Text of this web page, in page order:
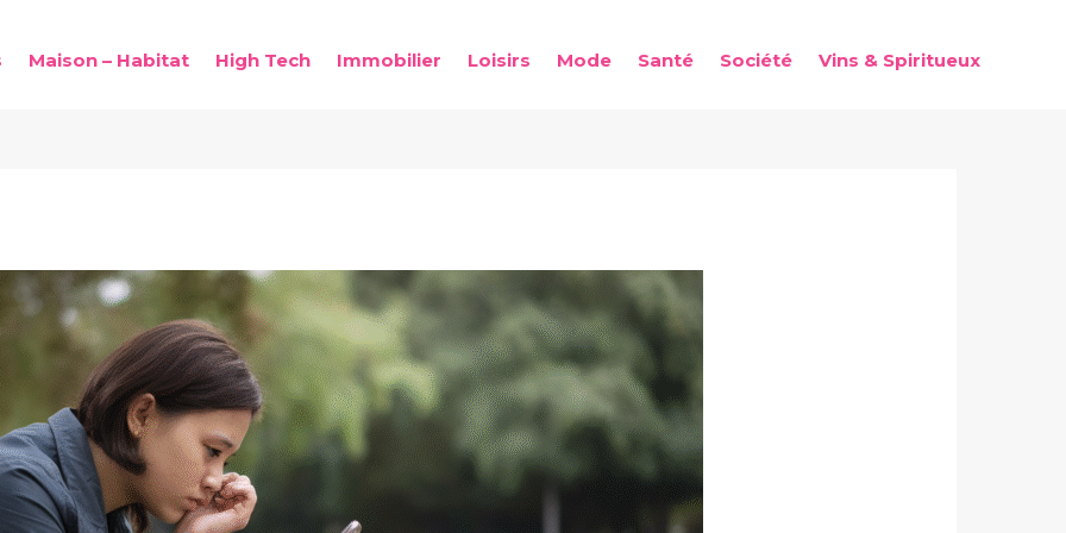
Maison – Habitat High Tech Immobilier Loisirs Mode Santé Société Vins & Spiritueux